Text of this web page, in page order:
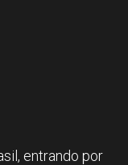
entrando por